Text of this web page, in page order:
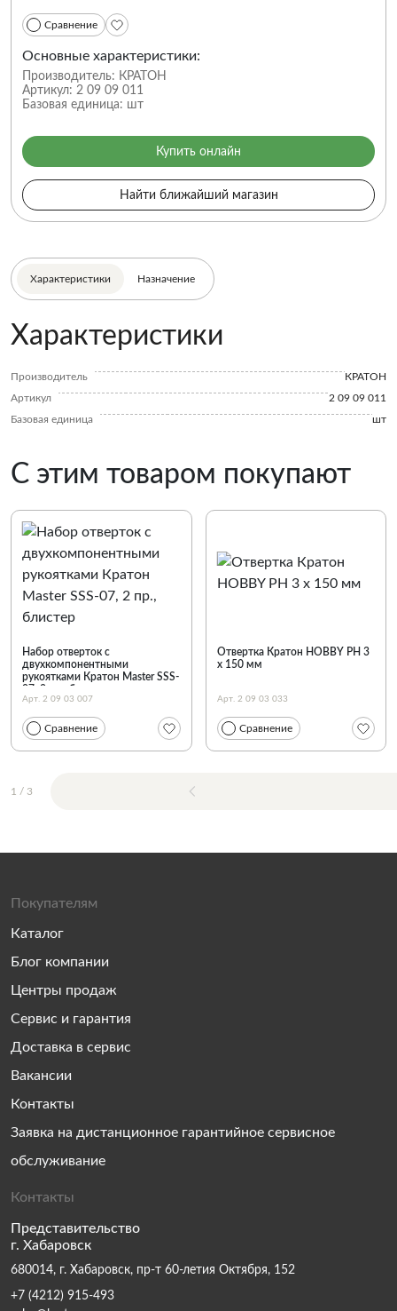
Сравнение
Основные характеристики:
Производитель: КРАТОН
Артикул: 2 09 09 011
Базовая единица: шт
Купить онлайн
Найти ближайший магазин
Характеристики Назначение
Характеристики
Производитель
КРАТОН
Артикул
2 09 09 011
Базовая единица
шт
С этим товаром покупают
Набор отверток с
двухкомпонентными
рукоятками Кратон Master SSS-
07, 2 пр., блистер
Арт. 2 09 03 007
Сравнение
Отвертка Кратон HOBBY PH 3
x 150 мм
Арт. 2 09 03 033
Сравнение
1 / 3
Покупателям
Каталог
Блог компании
Центры продаж
Сервис и гарантия
Доставка в сервис
Вакансии
Контакты
Заявка на дистанционное гарантийное сервисное
обслуживание
Контакты
Представительство
г. Хабаровск
680014, г. Хабаровск, пр-т 60-летия Октября, 152
+7 (4212) 915-493